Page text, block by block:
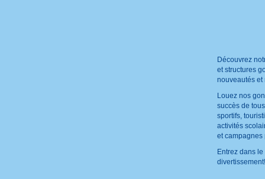
Découvrez
et structures
nouveautés et
Louez nos
succès de
sportifs,
activités
et campagnes
Entrez dans
divertissement!